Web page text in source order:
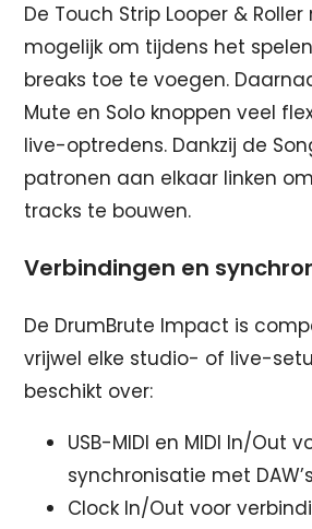
De Touch Strip Looper &
mogelijk om tijdens het
breaks toe te voegen.
Mute en Solo knoppen veel
live-optredens. Dankzij de
patronen aan elkaar linken
tracks te bouwen.
Verbindingen en
De DrumBrute Impact is
vrijwel elke studio- of live-
beschikt over:
USB-MIDI en MIDI In/Out
synchronisatie met
Clock In/Out voor